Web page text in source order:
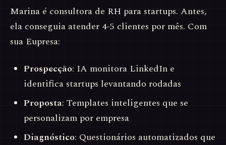
Marina é consultora de RH para startups. Antes,
ela conseguia atender 4-5 clientes por mês. Com
sua Eupresa:
Prospecção: IA monitora LinkedIn e
identifica startups levantando rodadas
Proposta: Templates inteligentes que se
personalizam por empresa
Diagnóstico: Questionários automatizados que